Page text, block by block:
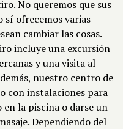
No queremos que sus
sí ofrecemos varias
cambiar las cosas.
incluye una excursión
y una visita al
nuestro centro de
con instalaciones para
en la piscina o darse un
Dependiendo del